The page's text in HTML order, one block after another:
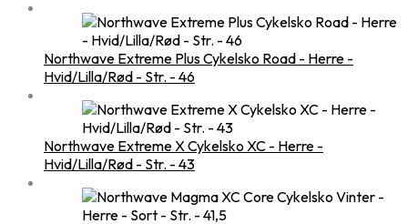
Northwave Extreme Plus Cykelsko Road - Herre -
Hvid/Lilla/Rød - Str. - 46
Northwave Extreme X Cykelsko XC - Herre -
Hvid/Lilla/Rød - Str. - 43